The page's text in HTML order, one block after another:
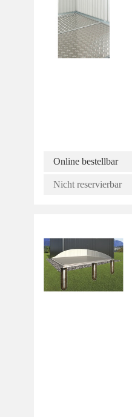
Online bestellbar
Nicht reservierbar